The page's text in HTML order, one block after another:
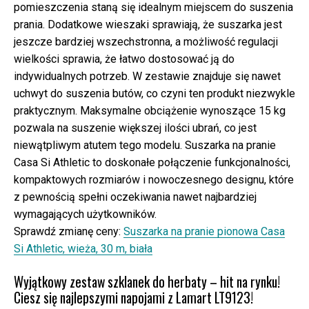
pomieszczenia staną się idealnym miejscem do suszenia
prania. Dodatkowe wieszaki sprawiają, że suszarka jest
jeszcze bardziej wszechstronna, a możliwość regulacji
wielkości sprawia, że łatwo dostosować ją do
indywidualnych potrzeb. W zestawie znajduje się nawet
uchwyt do suszenia butów, co czyni ten produkt niezwykle
praktycznym. Maksymalne obciążenie wynoszące 15 kg
pozwala na suszenie większej ilości ubrań, co jest
niewątpliwym atutem tego modelu. Suszarka na pranie
Casa Si Athletic to doskonałe połączenie funkcjonalności,
kompaktowych rozmiarów i nowoczesnego designu, które
z pewnością spełni oczekiwania nawet najbardziej
wymagających użytkowników.
Sprawdź zmianę ceny: Suszarka na pranie pionowa Casa
Si Athletic, wieża, 30 m, biała
Wyjątkowy zestaw szklanek do herbaty – hit na rynku!
Ciesz się najlepszymi napojami z Lamart LT9123!